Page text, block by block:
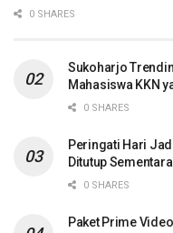
0 SHARES
Sukoharjo
Mahasiswa KKN
0 SHARES
Peringati Hari
Ditutup Sementara
0 SHARES
Paket Prime